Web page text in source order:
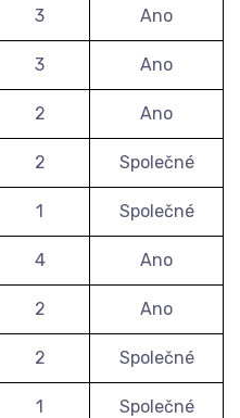
3 Ano
3 Ano
2 Ano
2 Společné
1 Společné
4 Ano
2 Ano
2 Společné
1 Společné